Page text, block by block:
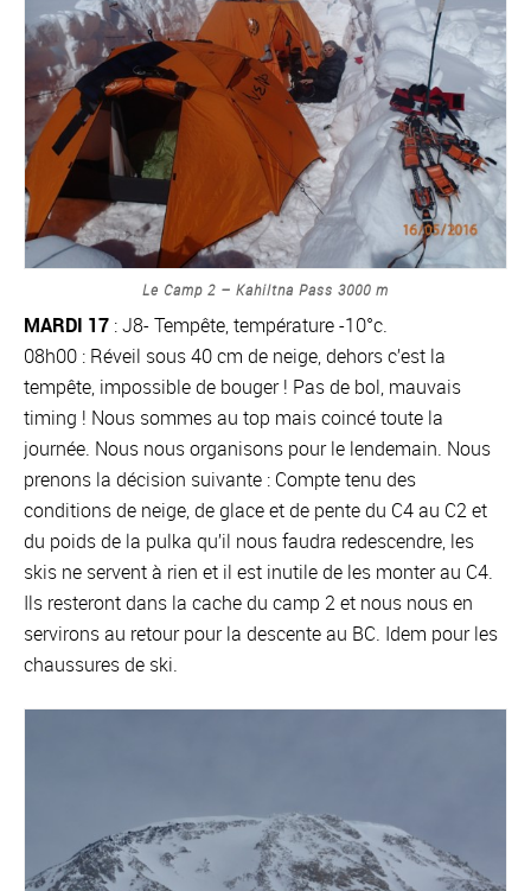
Le Camp 2 – Kahiltna Pass 3000 m
MARDI 17 : J8- Tempête, température -10°c.
08h00 : Réveil sous 40 cm de neige, dehors c’est la
tempête, impossible de bouger ! Pas de bol, mauvais
timing ! Nous sommes au top mais coincé toute la
journée. Nous nous organisons pour le lendemain. Nous
prenons la décision suivante : Compte tenu des
conditions de neige, de glace et de pente du C4 au C2 et
du poids de la pulka qu’il nous faudra redescendre, les
skis ne servent à rien et il est inutile de les monter au C4.
Ils resteront dans la cache du camp 2 et nous nous en
servirons au retour pour la descente au BC. Idem pour les
chaussures de ski.